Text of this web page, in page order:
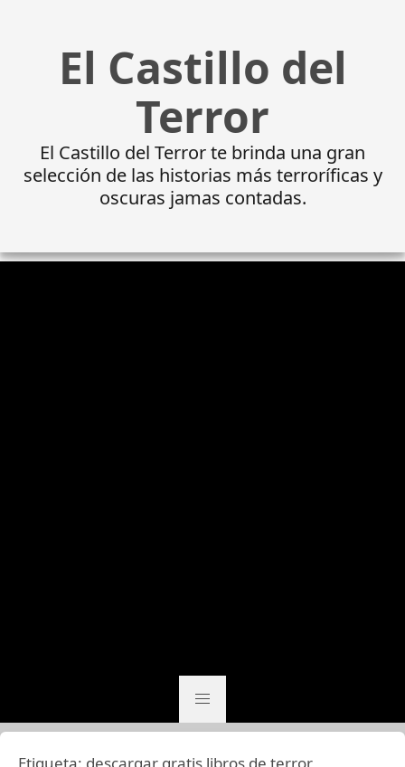
El Castillo del
Terror
El Castillo del Terror te brinda una gran
selección de las historias más terroríficas y
oscuras jamas contadas.